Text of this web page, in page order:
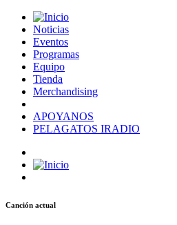
Noticias
Eventos
Programas
Equipo
Tienda
Merchandising
APOYANOS
PELAGATOS IRADIO
Canción actual